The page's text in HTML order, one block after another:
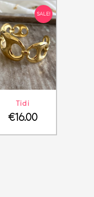
SALE!
ΛΕΠΤΟΜΈΡΕΙΕΣ
Tidi
€16.00